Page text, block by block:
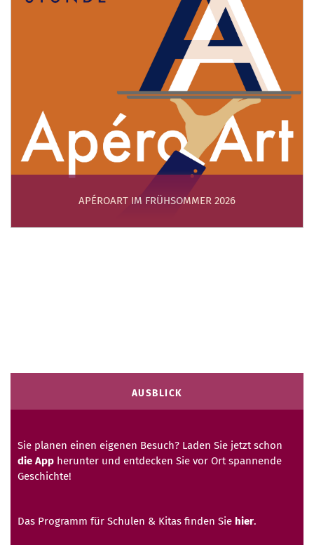
APÉROART IM FRÜHSOMMER 2026
AUSBLICK
Sie planen einen eigenen Besuch? Laden Sie jetzt schon
die App herunter und entdecken Sie vor Ort spannende
Geschichte!
Das Programm für Schulen & Kitas finden Sie hier.